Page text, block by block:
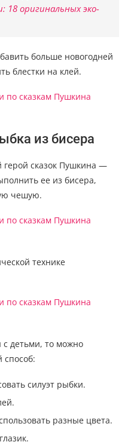
18 оригинальных эко-
больше новогодней
блестки на клей.
из бисера
сказок Пушкина —
ее из бисера,
чешую.
технике
с детьми, то можно
способ:
силуэт рыбки.
разные цвета.